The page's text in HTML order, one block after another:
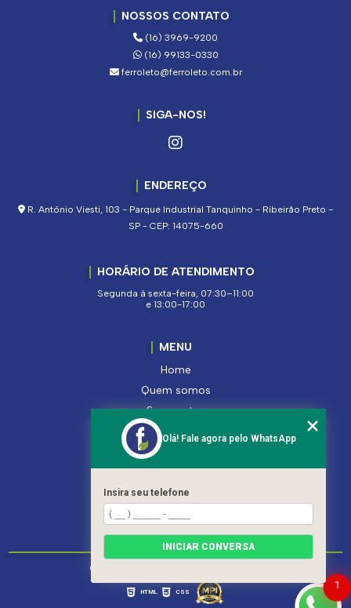
NOSSOS CONTATO
(16) 3969-9200
(16) 99133-0330
ferroleto@ferroleto.com.br
SIGA-NOS!
ENDEREÇO
R. Antônio Viesti, 103 - Parque Industrial Tanquinho - Ribeirão Preto -
SP - CEP: 14075-660
HORÁRIO DE ATENDIMENTO
Segunda à sexta-feira, 07:30–11:00
e 13:00-17:00
MENU
Home
Quem somos
Segmentos
Serviços
Produtos
Contato
Categorias
Mapa do site
Copyright © Ferroleto. (Lei 9610 de 19/02/1998)
HTML CSS
1
Olá! Fale agora pelo WhatsApp
Insira seu telefone
INICIAR CONVERSA